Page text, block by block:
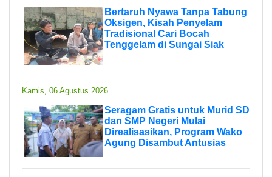
Bertaruh Nyawa Tanpa Tabung
Oksigen, Kisah Penyelam
Tradisional Cari Bocah
Tenggelam di Sungai Siak
Kamis, 06 Agustus 2026
Seragam Gratis untuk Murid SD
dan SMP Negeri Mulai
Direalisasikan, Program Wako
Agung Disambut Antusias